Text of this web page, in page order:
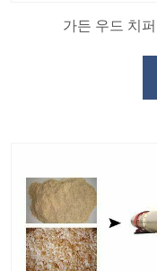
가든 우드 치